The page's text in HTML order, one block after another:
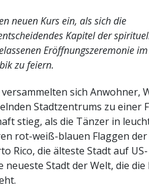
neuen Kurs ein, als sich die
Kapitel der
Eröffnungszeremonie
zu feiern.
sich Anwohner,
Stadtzentrums zu einer
stieg, als die Tänzer in
rot-weiß-blauen Flaggen
Rico, die älteste Stadt auf US-
Stadt der Welt, die die